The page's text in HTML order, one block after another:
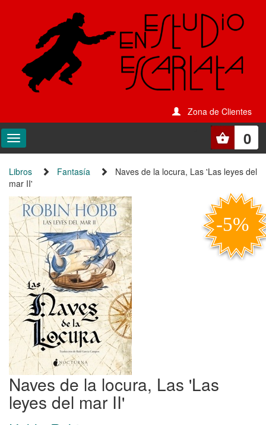
Zona de Clientes
0
Libros Fantasía
Naves de la locura, Las 'Las leyes del
mar II'
Naves de la locura, Las 'Las
leyes del mar II'